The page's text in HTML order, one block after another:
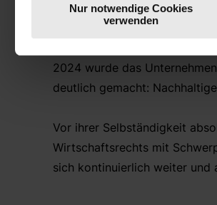
Nur notwendige Cookies
verwenden
und zehn Mitarbeitende. In
2024 wurde das
deutlich gemacht:
Vor ihrer Selbständigkeit
Wirtschaftsrechts mit
sich kontinuierlich weiter und